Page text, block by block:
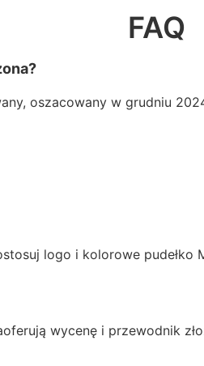
FAQ
oszacowany w grudniu
logo i kolorowe pudełko
wycenę i przewodnik